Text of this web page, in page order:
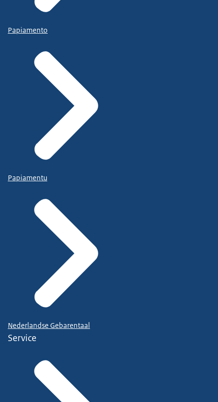
Papiamento
Papiamentu
Nederlandse Gebarentaal
Service